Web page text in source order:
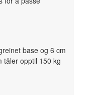
base og 6 cm
tåler opptil 150 kg